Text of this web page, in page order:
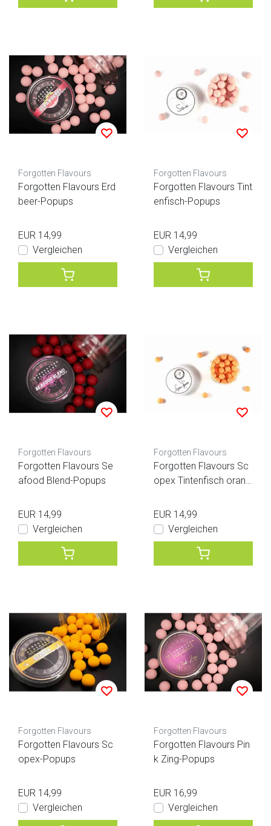
Forgotten Flavours
Forgotten Flavours Erd
beer-Popups
EUR 14,99
Vergleichen
Forgotten Flavours
Forgotten Flavours Tint
enfisch-Popups
EUR 14,99
Vergleichen
Forgotten Flavours
Forgotten Flavours Se
afood Blend-Popups
EUR 14,99
Vergleichen
Forgotten Flavours
Forgotten Flavours Sc
opex Tintenfisch orang
EUR 14,99
Vergleichen
Forgotten Flavours
Forgotten Flavours Sc
opex-Popups
EUR 14,99
Vergleichen
Forgotten Flavours
Forgotten Flavours Pin
k Zing-Popups
EUR 16,99
Vergleichen